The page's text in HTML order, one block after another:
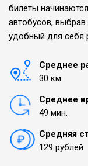
билеты
автобусов, выбрав
удобный для себя
Среднее
30 км
Среднее
49 мин.
Средняя
129 рублей